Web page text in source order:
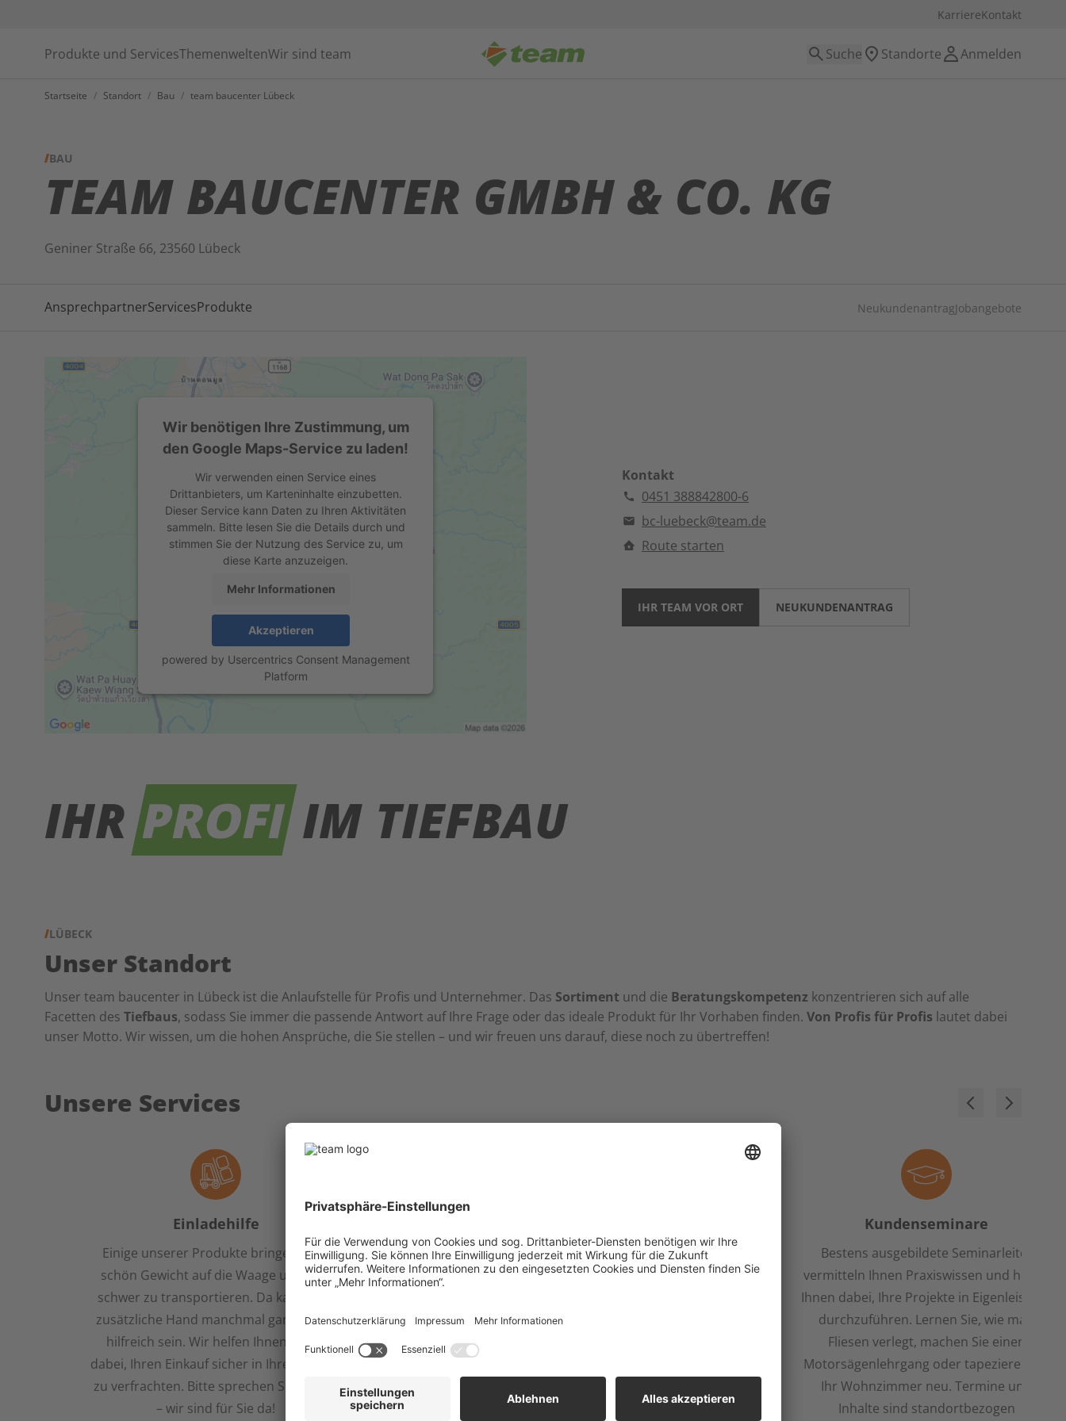
KarriereKontakt
Produkte und ServicesThemenweltenWir sind team Suche Standorte Anmelden
Startseite / Standort / Bau / team baucenter Lübeck
BAU
TEAM BAUCENTER GMBH & CO. KG
Geniner Straße 66, 23560 Lübeck
AnsprechpartnerServicesProdukte NeukundenantragJobangebote
Wir benötigen Ihre Zustimmung, um
den Google Maps-Service zu laden!
Wir verwenden einen Service eines
Drittanbieters, um Karteninhalte einzubetten.
Dieser Service kann Daten zu Ihren Aktivitäten
sammeln. Bitte lesen Sie die Details durch und
stimmen Sie der Nutzung des Service zu, um
diese Karte anzuzeigen.
Mehr Informationen
Akzeptieren
powered by Usercentrics Consent Management
Platform
Kontakt
0451 388842800-6
bc-luebeck@team.de
Route starten
IHR TEAM VOR ORT NEUKUNDENANTRAG
IHRPROFIIM TIEFBAU
LÜBECK
Unser Standort
Unser team baucenter in Lübeck ist die Anlaufstelle für Profis und Unternehmer. Das Sortiment und die Beratungskompetenz konzentrieren sich auf alle
Facetten des Tiefbaus, sodass Sie immer die passende Antwort auf Ihre Frage oder das ideale Produkt für Ihr Vorhaben finden. Von Profis für Profis lautet dabei
unser Motto. Wir wissen, um die hohen Ansprüche, die Sie stellen – und wir freuen uns darauf, diese noch zu übertreffen!
Unsere Services
Einladehilfe
Einige unserer Produkte bringen ganz
schön Gewicht auf die Waage und sind
schwer zu transportieren. Da kann eine
zusätzliche Hand manchmal ganz schön
hilfreich sein. Wir helfen Ihnen gerne
dabei, Ihren Einkauf sicher in Ihren Wagen
zu verfrachten. Bitte sprechen Sie uns an
– wir sind für Sie da!
Egal, ob Profikunde oder Do-it-yourself-
Häuslebauer – in den team baucentern
beraten. Egal, um welches Gewerk oder
Produkte es sich handelt – unsere Berater
Darauf können Sie sich verlassen!
Kundenseminare
Bestens ausgebildete Seminarleiter
vermitteln Ihnen Praxiswissen und helfen
Ihnen dabei, Ihre Projekte in Eigenleistung
durchzuführen. Lernen Sie, wie man
Fliesen verlegt, machen Sie einen
Motorsägenlehrgang oder tapezieren Sie
Ihr Wohnzimmer neu. Termine und
Inhalte sind standortbezogen